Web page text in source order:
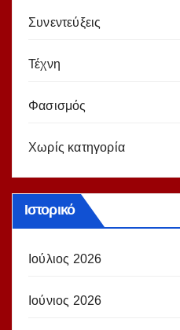
Συνεντεύξεις
Τέχνη
Φασισμός
Χωρίς κατηγορία
Ιστορικό
Ιούλιος 2026
Ιούνιος 2026